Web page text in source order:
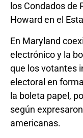
los Condados de
Howard en el
En Maryland
electrónico y la
que los votantes
electoral en
la boleta papel,
según
americanas.